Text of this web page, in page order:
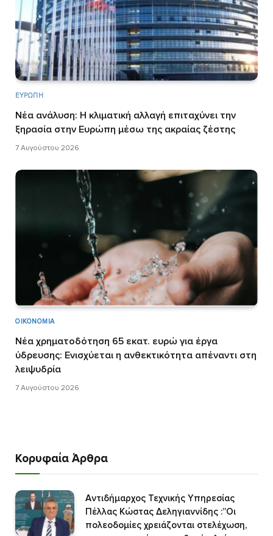
ΕΥΡΏΠΗ
Νέα ανάλυση: Η κλιματική αλλαγή επιταχύνει την
ξηρασία στην Ευρώπη μέσω της ακραίας ζέστης
7 Αυγούστου 2026
ΟΙΚΟΝΟΜΊΑ
Νέα χρηματοδότηση 65 εκατ. ευρώ για έργα
ύδρευσης: Ενισχύεται η ανθεκτικότητα απέναντι στη
λειψυδρία
7 Αυγούστου 2026
Κορυφαία Άρθρα
Αντιδήμαρχος Τεχνικής Υπηρεσίας
Πέλλας Κώστας Δεληγιαννίδης :”Οι
πολεοδομίες χρειάζονται στελέχωση,